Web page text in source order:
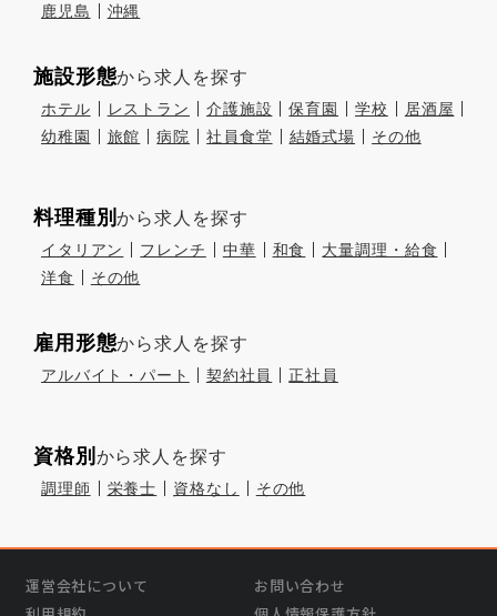
鹿児島
沖縄
施設形態から求人を探す
ホテル レストラン 介護施設 保育園 学校
居酒屋
幼稚園
旅館 病院 社員食堂 結婚式場 その他
料理種別から求人を探す
イタリアン フレンチ 中華 和食
大量調理・給食
洋食
その他
雇用形態から求人を探す
アルバイト・パート 契約社員 正社員
資格別 から求人を探す
調理師 栄養士 資格なし その他
運営会社について
お問い合わせ